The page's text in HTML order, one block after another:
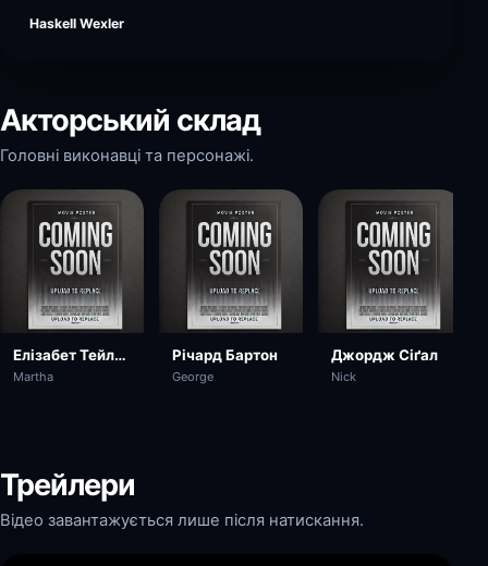
Haskell Wexler
Акторський склад
Головні виконавці та персонажі.
Елізабет Тейлор
Martha
Річард Бартон
George
Джордж Сіґал
Nick
Трейлери
Відео завантажується лише після натискання.